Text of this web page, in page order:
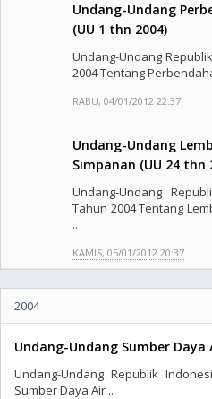
Undang-Undang
(UU 1 thn 2004)
Undang-Undang
2004 Tentang
RABU, 04/01/2012 22:37
Undang-Undang
Simpanan (UU 24 thn
Undang-Undang
Tahun 2004 Tentang
..
KAMIS, 05/01/2012 20:37
2004
Undang-Undang Sumber Daya
Undang-Undang Republik
Sumber Daya Air ..